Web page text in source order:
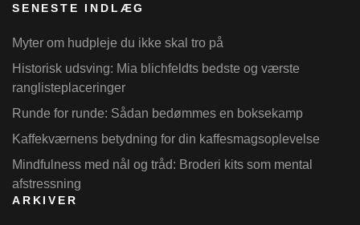
SENESTE INDLÆG
Myter om hudpleje du ikke skal tro på
Historisk udsving: Mia blichfeldts bedste og værste
ranglisteplaceringer
Runde for runde: Sådan bedømmes en boksekamp
Kaffekværnens betydning for din kaffesmagsoplevelse
Mindfulness med nål og tråd: Broderi kits som mental
afstressning
ARKIVER